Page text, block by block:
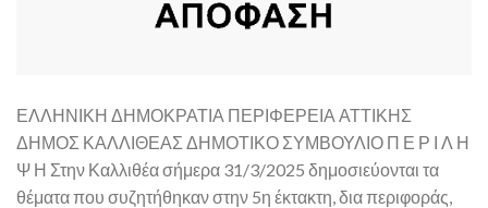
ΕΛΛΗΝΙΚΗ ΔΗΜΟΚΡΑΤΙΑ ΠΕΡΙΦΕΡΕΙΑ ΑΤΤΙΚΗΣ
ΔΗΜΟΣ ΚΑΛΛΙΘΕΑΣ ΔΗΜΟΤΙΚΟ ΣΥΜΒΟΥΛΙΟ Π Ε Ρ Ι Λ Η
Ψ Η Στην Καλλιθέα σήμερα 31/3/2025 δημοσιεύονται τα
θέματα που συζητήθηκαν στην 5η έκτακτη, δια περιφοράς,